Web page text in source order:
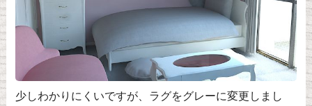
少しわかりにくいですが、ラグをグレーに変更しまし